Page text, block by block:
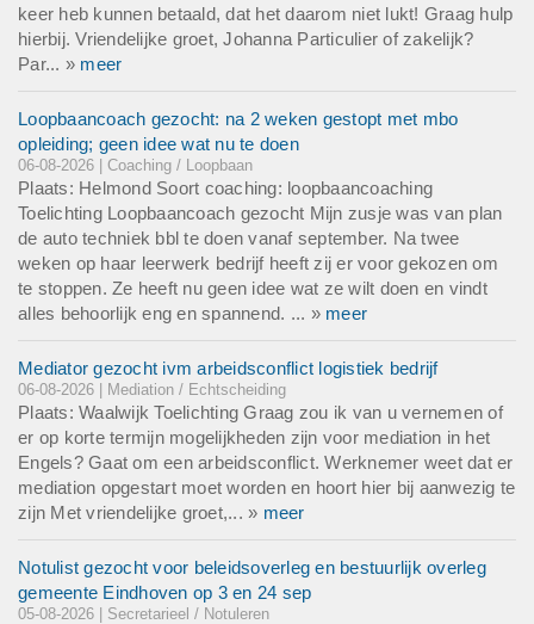
keer heb kunnen betaald, dat het daarom niet lukt! Graag hulp
hierbij. Vriendelijke groet, Johanna Particulier of zakelijk?
Par... » meer
Loopbaancoach gezocht: na 2 weken gestopt met mbo
opleiding; geen idee wat nu te doen
06-08-2026 | Coaching / Loopbaan
Plaats: Helmond Soort coaching: loopbaancoaching
Toelichting Loopbaancoach gezocht Mijn zusje was van plan
de auto techniek bbl te doen vanaf september. Na twee
weken op haar leerwerk bedrijf heeft zij er voor gekozen om
te stoppen. Ze heeft nu geen idee wat ze wilt doen en vindt
alles behoorlijk eng en spannend. ... » meer
Mediator gezocht ivm arbeidsconflict logistiek bedrijf
06-08-2026 | Mediation / Echtscheiding
Plaats: Waalwijk Toelichting Graag zou ik van u vernemen of
er op korte termijn mogelijkheden zijn voor mediation in het
Engels? Gaat om een arbeidsconflict. Werknemer weet dat er
mediation opgestart moet worden en hoort hier bij aanwezig te
zijn Met vriendelijke groet,... » meer
Notulist gezocht voor beleidsoverleg en bestuurlijk overleg
gemeente Eindhoven op 3 en 24 sep
05-08-2026 | Secretarieel / Notuleren